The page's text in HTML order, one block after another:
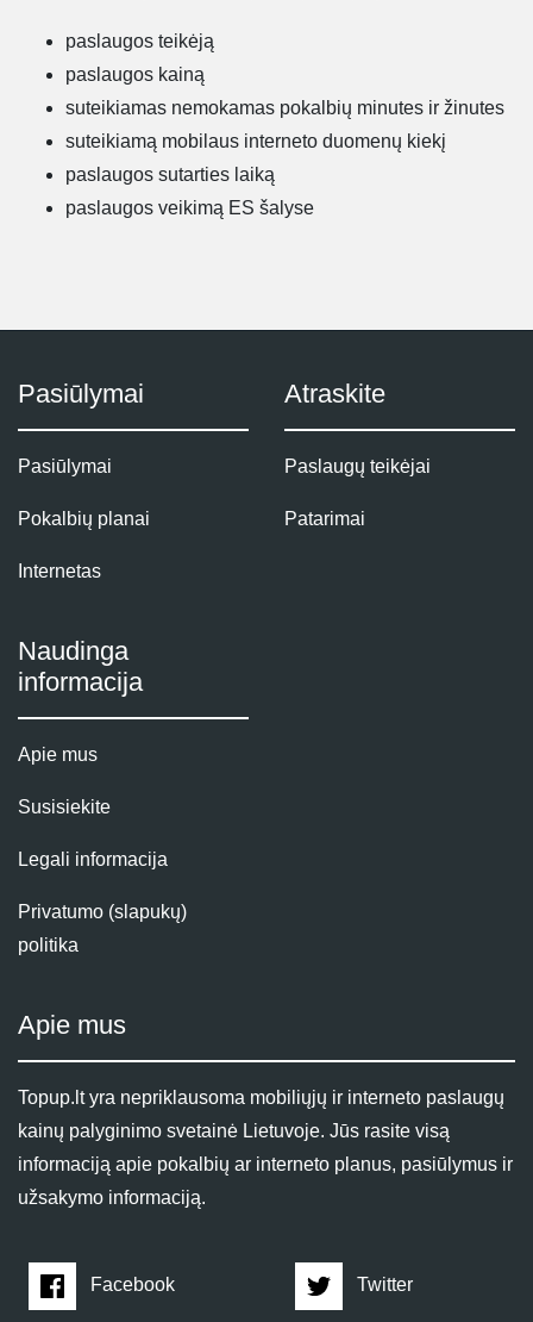
paslaugos teikėją
paslaugos kainą
suteikiamas nemokamas pokalbių minutes ir žinutes
suteikiamą mobilaus interneto duomenų kiekį
paslaugos sutarties laiką
paslaugos veikimą ES šalyse
Pasiūlymai
Pasiūlymai
Pokalbių planai
Internetas
Atraskite
Paslaugų teikėjai
Patarimai
Naudinga
informacija
Apie mus
Susisiekite
Legali informacija
Privatumo (slapukų)
politika
Apie mus
Topup.lt yra nepriklausoma mobiliųjų ir interneto paslaugų
kainų palyginimo svetainė Lietuvoje. Jūs rasite visą
informaciją apie pokalbių ar interneto planus, pasiūlymus ir
užsakymo informaciją.
Facebook Twitter